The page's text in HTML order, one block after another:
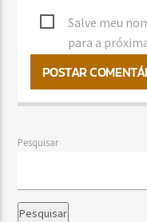
Salve meu
para a
Pesquisar
Pesquisar